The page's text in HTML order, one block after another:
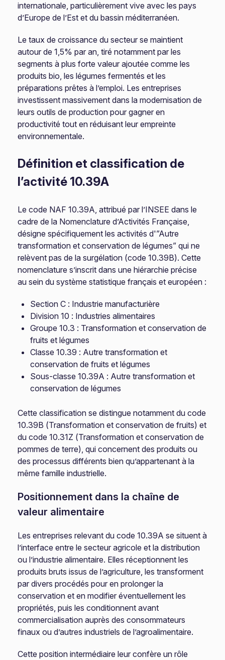
internationale, particulièrement vive avec les pays
d’Europe de l’Est et du bassin méditerranéen.
Le taux de croissance du secteur se maintient
autour de 1,5% par an, tiré notamment par les
segments à plus forte valeur ajoutée comme les
produits bio, les légumes fermentés et les
préparations prêtes à l’emploi. Les entreprises
investissent massivement dans la modernisation de
leurs outils de production pour gagner en
productivité tout en réduisant leur empreinte
environnementale.
Définition et classification de
l’activité 10.39A
Le code NAF 10.39A, attribué par l’INSEE dans le
cadre de la Nomenclature d’Activités Française,
désigne spécifiquement les activités d'”Autre
transformation et conservation de légumes” qui ne
relèvent pas de la surgélation (code 10.39B). Cette
nomenclature s’inscrit dans une hiérarchie précise
au sein du système statistique français et européen :
Section C : Industrie manufacturière
Division 10 : Industries alimentaires
Groupe 10.3 : Transformation et conservation de
fruits et légumes
Classe 10.39 : Autre transformation et
conservation de fruits et légumes
Sous-classe 10.39A : Autre transformation et
conservation de légumes
Cette classification se distingue notamment du code
10.39B (Transformation et conservation de fruits) et
du code 10.31Z (Transformation et conservation de
pommes de terre), qui concernent des produits ou
des processus différents bien qu’appartenant à la
même famille industrielle.
Positionnement dans la chaîne de
valeur alimentaire
Les entreprises relevant du code 10.39A se situent à
l’interface entre le secteur agricole et la distribution
ou l’industrie alimentaire. Elles réceptionnent les
produits bruts issus de l’agriculture, les transforment
par divers procédés pour en prolonger la
conservation et en modifier éventuellement les
propriétés, puis les conditionnent avant
commercialisation auprès des consommateurs
finaux ou d’autres industriels de l’agroalimentaire.
Cette position intermédiaire leur confère un rôle